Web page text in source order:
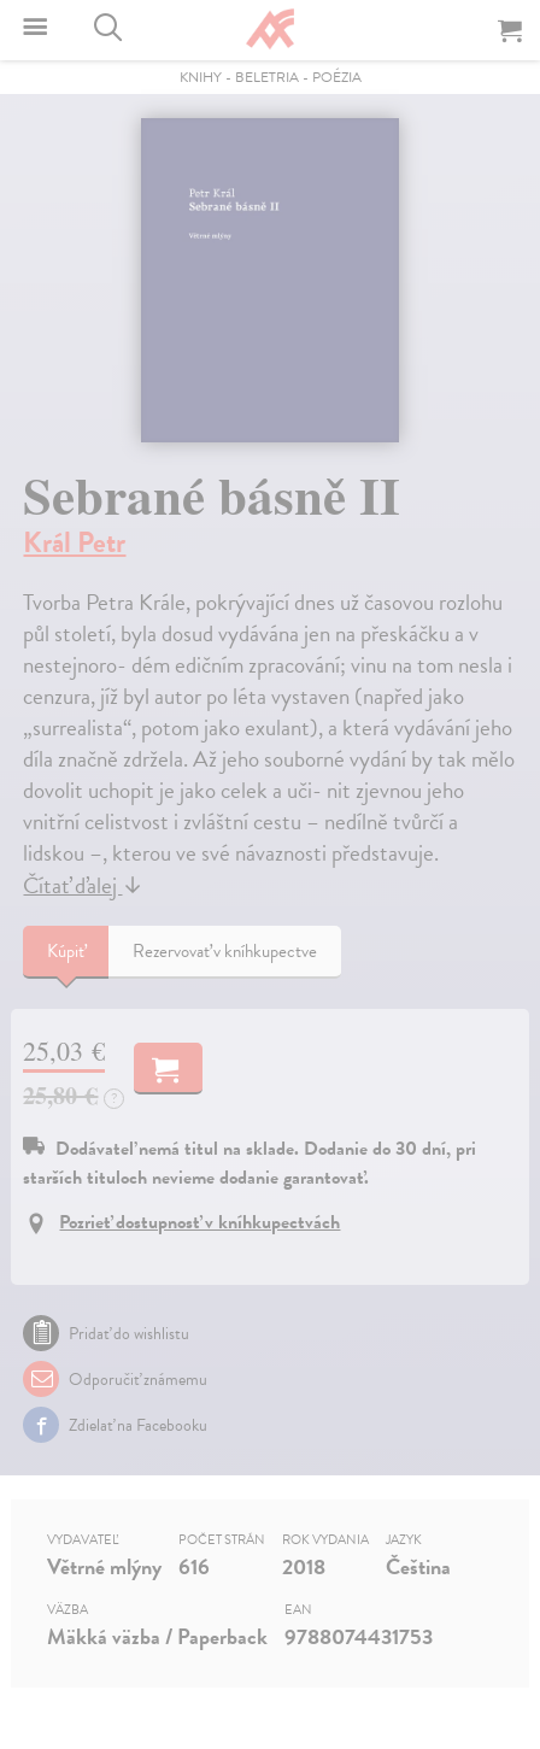
KNIHY- BELETRIA- POÉZIA
Sebrané básně II
Král Petr
Tvorba Petra Krále, pokrývající dnes už časovou rozlohu
půl století, byla dosud vydávána jen na přeskáčku a v
nestejnoro- dém edičním zpracování; vinu na tom nesla i
cenzura, jíž byl autor po léta vystaven (napřed jako
„surrealista“, potom jako exulant), a která vydávání jeho
díla značně zdržela. Až jeho souborné vydání by tak mělo
dovolit uchopit je jako celek a uči- nit zjevnou jeho
vnitřní celistvost i zvláštní cestu – nedílně tvůrčí a
lidskou –, kterou ve své návaznosti představuje.
Čítať ďalej ↓
Kúpiť Rezervovať v kníhkupectve
25,03 €
25,80 €
?
Dodávateľ nemá titul na sklade. Dodanie do 30 dní, pri
starších tituloch nevieme dodanie garantovať.
Pozrieť dostupnosť v kníhkupectvách
Pridať do wishlistu
Odporučiť známemu
Zdielať na Facebooku
VYDAVATEĽ
Větrné mlýny
POČET STRÁN
616
ROK VYDANIA
2018
JAZYK
Čeština
VÄZBA
Mäkká väzba / Paperback
EAN
9788074431753